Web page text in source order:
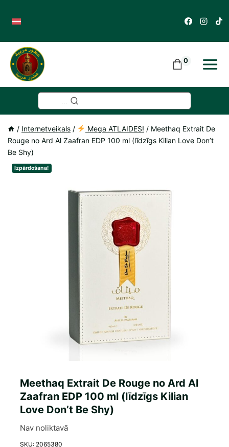
content
0
/ Internetveikals / Mega ATLAIDES! / Meethaq Extrait De
Rouge no Ard Al Zaafran EDP 100 ml (līdzīgs Kilian Love Don’t
Be Shy)
Izpārdošana!
Meethaq Extrait De Rouge no Ard Al
Zaafran EDP 100 ml (līdzīgs Kilian
Love Don’t Be Shy)
Nav noliktavā
SKU: 2065380